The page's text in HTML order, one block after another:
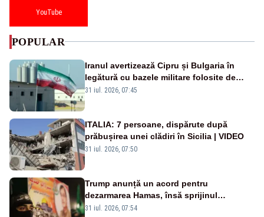
YouTube
POPULAR
Iranul avertizează Cipru și Bulgaria în
legătură cu bazele militare folosite de
SUA
31 iul. 2026, 07:45
ITALIA: 7 persoane, dispărute după
prăbușirea unei clădiri în Sicilia | VIDEO
31 iul. 2026, 07:50
Trump anunță un acord pentru
dezarmarea Hamas, însă sprijinul
Israelului rămâne incert
31 iul. 2026, 07:54